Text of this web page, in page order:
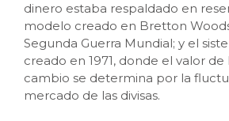
dinero estaba respaldado en
modelo creado en Bretton
Segunda Guerra Mundial; y el
creado en 1971, donde el valor de
cambio se determina por la
mercado de las divisas.